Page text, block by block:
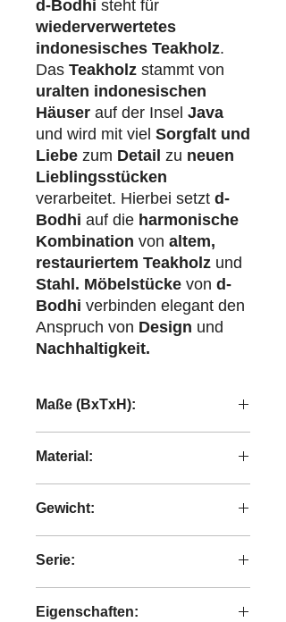
d-Bodhi steht für
wiederverwertetes
indonesisches Teakholz.
Das Teakholz stammt von
uralten indonesischen
Häuser auf der Insel Java
und wird mit viel Sorgfalt und
Liebe zum Detail zu neuen
Lieblingsstücken
verarbeitet. Hierbei setzt d-
Bodhi auf die harmonische
Kombination von altem,
restauriertem Teakholz und
Stahl. Möbelstücke von d-
Bodhi verbinden elegant den
Anspruch von Design und
Nachhaltigkeit.
Maße (BxTxH):
Material:
Gewicht:
Serie:
Eigenschaften: